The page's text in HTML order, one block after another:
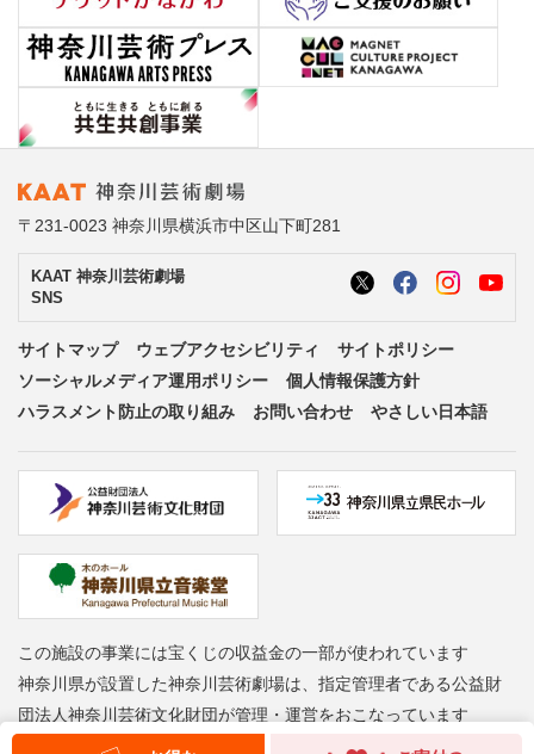
〒231-0023 神奈川県横浜市中区山下町281
KAAT 神奈川芸術劇場
SNS
サイトマップ ウェブアクセシビリティ
サイトポリシー
ソーシャルメディア運用ポリシー
個人情報保護方針
ハラスメント防止の取り組み
お問い合わせ やさしい日本語
この施設の事業には宝くじの収益金の一部が使われています
神奈川県が設置した神奈川芸術劇場は、指定管理者である公益財
団法人神奈川芸術文化財団が管理・運営をおこなっています